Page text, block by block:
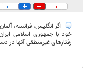
0
0
اگر انگلیس، فرانسه،
خود با جمهوری اسلامی
رفتار‌های غیرمنطقی آنها در